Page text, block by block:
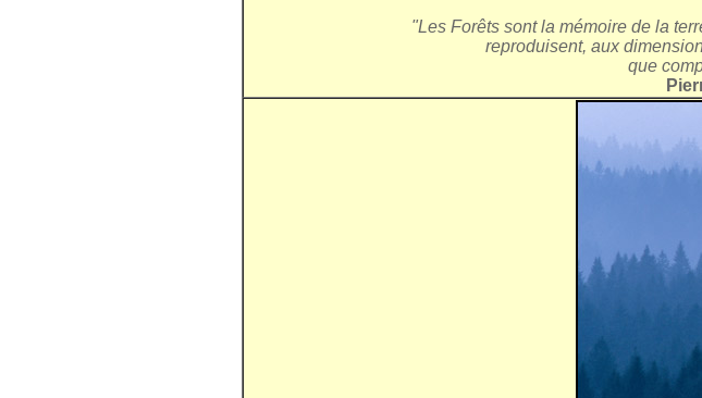
"Les Forêts sont la mémoire de la
reproduisent, aux
que